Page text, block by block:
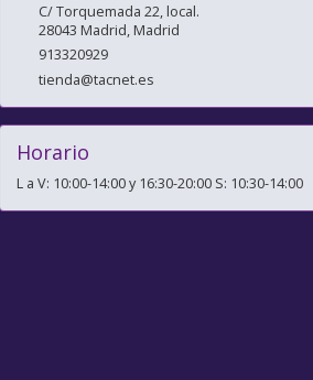
C/ Torquemada 22, local.
28043 Madrid,Madrid
913320929
tienda@tacnet.es
Horario
L a V: 10:00-14:00 y 16:30-20:00 S: 10:30-14:00